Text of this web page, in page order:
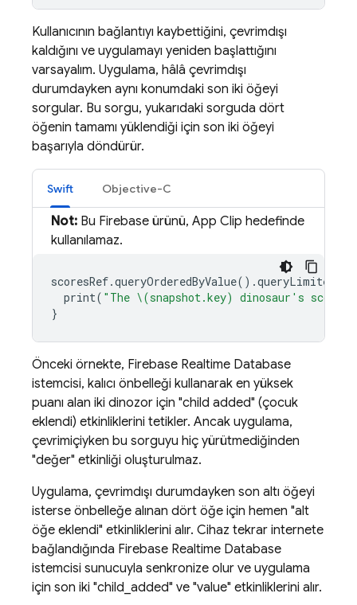
Kullanıcının bağlantıyı kaybettiğini, çevrimdışı
kaldığını ve uygulamayı yeniden başlattığını
varsayalım. Uygulama, hâlâ çevrimdışı
durumdayken aynı konumdaki son iki öğeyi
sorgular. Bu sorgu, yukarıdaki sorguda dört
öğenin tamamı yüklendiği için son iki öğeyi
başarıyla döndürür.
Swift Objective-C
Not: Bu Firebase ürünü, App Clip hedefinde
kullanılamaz.
scoresRef.queryOrderedByValue().queryLimited
print( "The \(snapshot.key) dinosaur's score
}
Önceki örnekte, Firebase Realtime Database
istemcisi, kalıcı önbelleği kullanarak en yüksek
puanı alan iki dinozor için "child added" (çocuk
eklendi) etkinliklerini tetikler. Ancak uygulama,
çevrimiçiyken bu sorguyu hiç yürütmediğinden
"değer" etkinliği oluşturulmaz.
Uygulama, çevrimdışı durumdayken son altı öğeyi
isterse önbelleğe alınan dört öğe için hemen "alt
öğe eklendi" etkinliklerini alır. Cihaz tekrar internete
bağlandığında Firebase Realtime Database
istemcisi sunucuyla senkronize olur ve uygulama
için son iki "child_added" ve "value" etkinliklerini alır.